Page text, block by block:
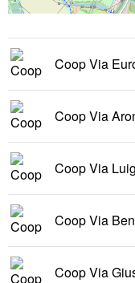
Coop Via
Coop Via
Coop Via
Coop Via
Coop Via